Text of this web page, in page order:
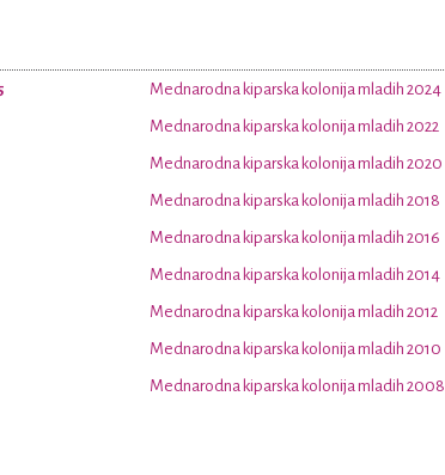
Mednarodna kiparska kolonija mladih 2024
Mednarodna kiparska kolonija mladih 2022
Mednarodna kiparska kolonija mladih 2020
Mednarodna kiparska kolonija mladih 2018
Mednarodna kiparska kolonija mladih 2016
Mednarodna kiparska kolonija mladih 2014
Mednarodna kiparska kolonija mladih 2012
Mednarodna kiparska kolonija mladih 2010
Mednarodna kiparska kolonija mladih 2008